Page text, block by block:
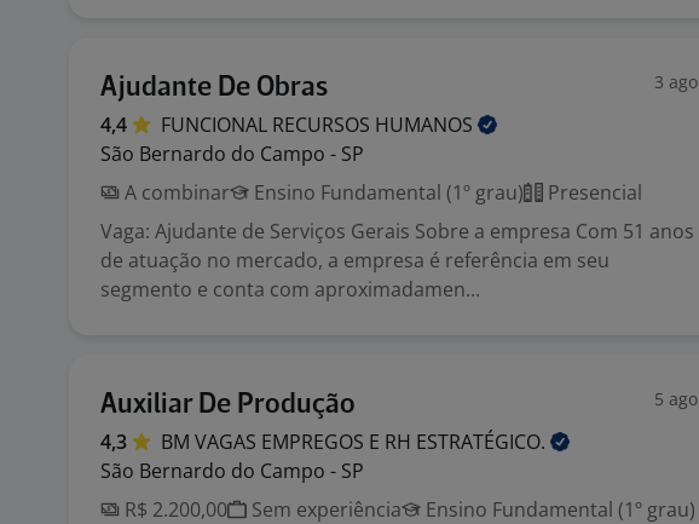
Ajudante De Obras 3 ago
4,4 FUNCIONAL RECURSOS HUMANOS
São Bernardo do Campo - SP
A combinar
Ensino Fundamental (1º grau)
Presencial
Vaga: Ajudante de Serviços Gerais Sobre a empresa Com 51 anos
de atuação no mercado, a empresa é referência em seu
segmento e conta com aproximadamen...
Auxiliar De Produção 5 ago
4,3 BM VAGAS EMPREGOS E RH ESTRATÉGICO.
São Bernardo do Campo - SP
R$ 2.200,00
Sem experiência
Ensino Fundamental (1º grau)